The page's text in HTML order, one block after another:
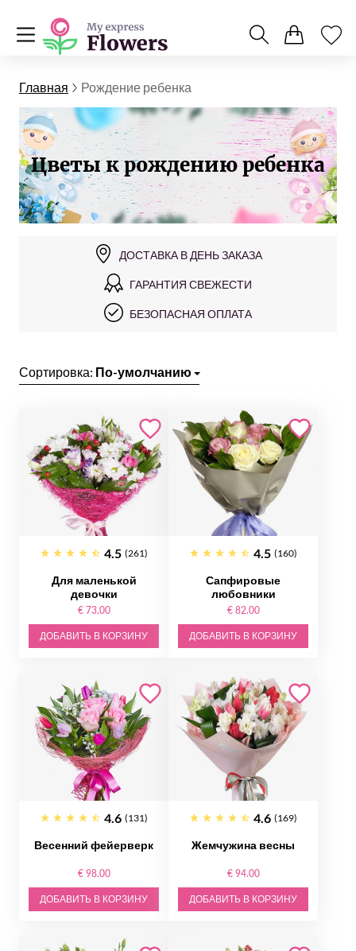
Главная Рождение ребенка
Цветы к рождению ребенка
ДОСТАВКА В ДЕНЬ ЗАКАЗА
ГАРАНТИЯ СВЕЖЕСТИ
БЕЗОПАСНАЯ ОПЛАТА
Сортировка: По-умолчанию
4.5 (261)
Для маленькой
девочки
€ 73.00
ДОБАВИТЬ В КОРЗИНУ
4.5 (160)
Сапфировые
любовники
€ 82.00
ДОБАВИТЬ В КОРЗИНУ
4.6 (131)
Весенний фейерверк
€ 98.00
ДОБАВИТЬ В КОРЗИНУ
4.6 (169)
Жемчужина весны
€ 94.00
ДОБАВИТЬ В КОРЗИНУ